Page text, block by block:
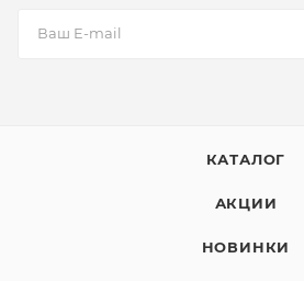
КАТАЛОГ
АКЦИИ
НОВИНКИ